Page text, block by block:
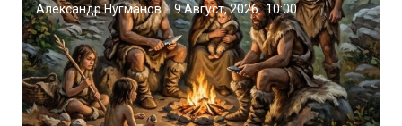
Александр Нугманов | 9 Август, 2026 10:00